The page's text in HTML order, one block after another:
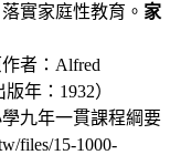
實家庭性教育。 家
作者：Alfred
年：1932）
九年一貫課程綱要
files/15-1000-